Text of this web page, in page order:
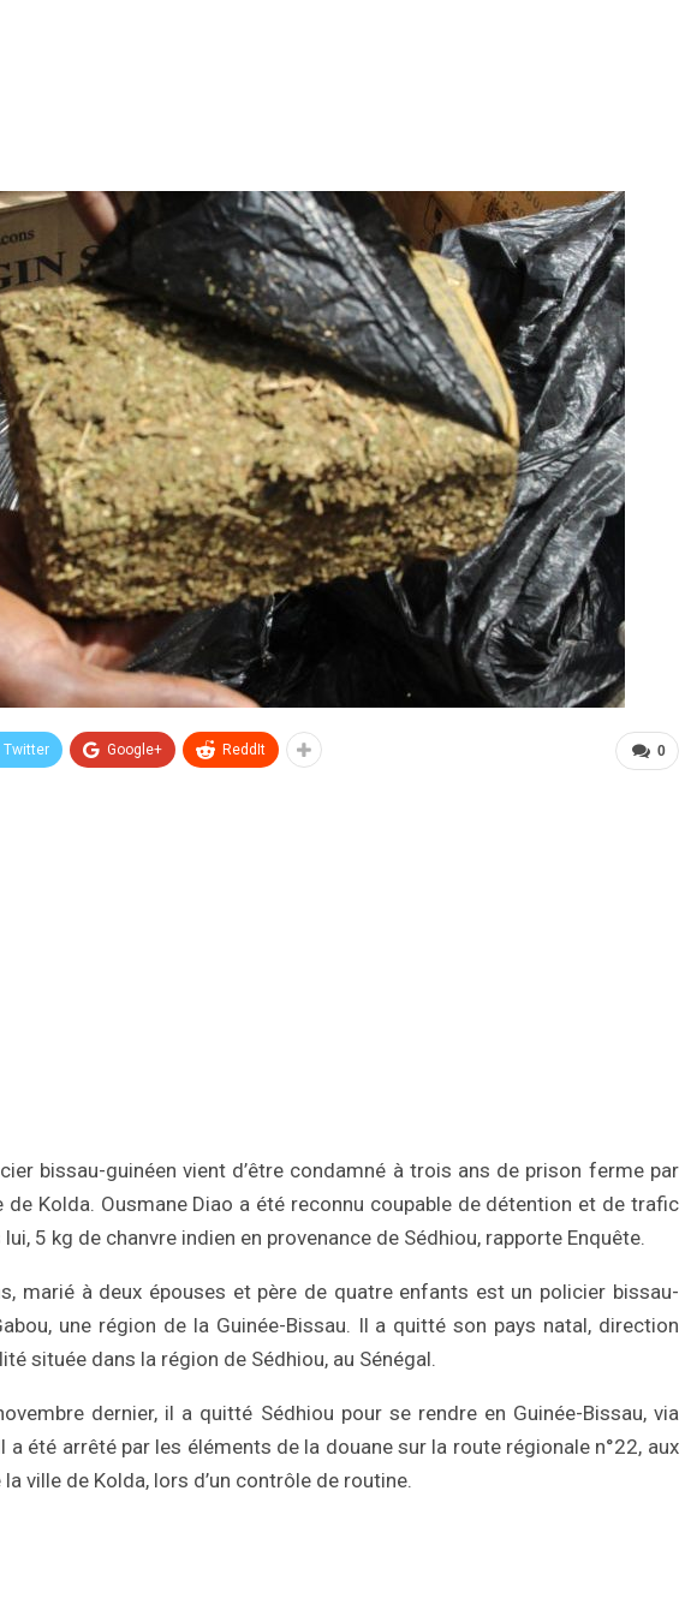
0
Twitter Google+ ReddIt
bissau-guinéen vient d’être condamné à trois ans de prison ferme par
Kolda. Ousmane Diao a été reconnu coupable de détention et de trafic
5 kg de chanvre indien en provenance de Sédhiou, rapporte Enquête.
marié à deux épouses et père de quatre enfants est un policier bissau-
une région de la Guinée-Bissau. Il a quitté son pays natal, direction
située dans la région de Sédhiou, au Sénégal.
dernier, il a quitté Sédhiou pour se rendre en Guinée-Bissau, via
a été arrêté par les éléments de la douane sur la route régionale n°22, aux
ville de Kolda, lors d’un contrôle de routine.